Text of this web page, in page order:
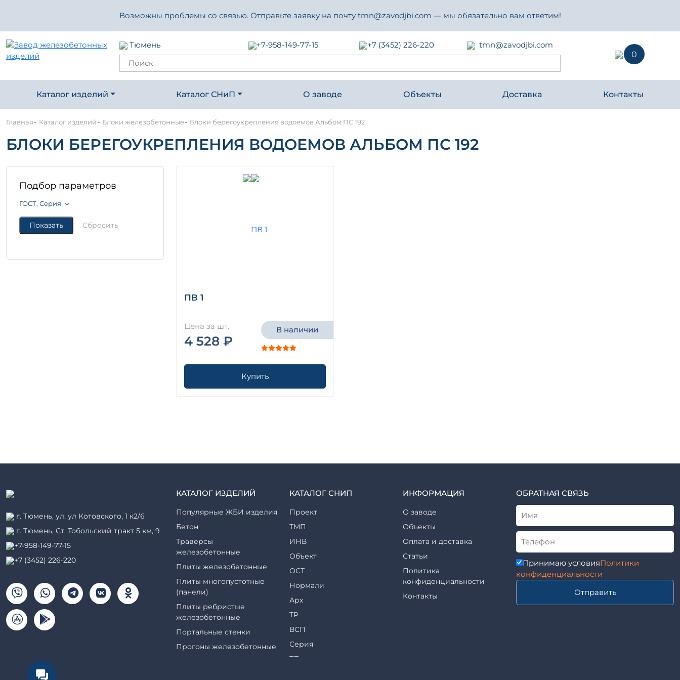
Возможны проблемы со связью. Отправьте заявку на почту tmn@zavodjbi.com — мы обязательно вам ответим!
Тюмень +7-958-149-77-15 +7 (3452) 226-220
tmn@zavodjbi.com
0
Каталог изделий Каталог СНиП О заводе Объекты Доставка Контакты
Главная- Каталог изделий- Блоки железобетонные- Блоки берегоукрепления водоемов Альбом ПС 192
БЛОКИ БЕРЕГОУКРЕПЛЕНИЯ ВОДОЕМОВ АЛЬБОМ ПС 192
Подбор параметров
ГОСТ, Серия
ПВ 1
Цена за шт.
4 528 ₽
В наличии
Купить
г. Тюмень, ул. ул Котовского, 1 к2/6
г. Тюмень, ​Ст. Тобольский тракт 5 км, 9
+7-958-149-77-15
+7 (3452) 226-220
КАТАЛОГ ИЗДЕЛИЙ
Популярные ЖБИ изделия
Бетон
Траверсы
железобетонные
Плиты железобетонные
Плиты многопустотные
(панели)
Плиты ребристые
железобетонные
Портальные стенки
Прогоны железобетонные
КАТАЛОГ СНИП
Проект
ТМП
ИНВ
Объект
ОСТ
Нормали
Арх
ТР
ВСП
Серия
ТП
ИНФОРМАЦИЯ
О заводе
Объекты
Оплата и доставка
Статьи
Политика
конфиденциальности
Контакты
ОБРАТНАЯ СВЯЗЬ
Принимаю условияПолитики
конфиденциальности
Отправить